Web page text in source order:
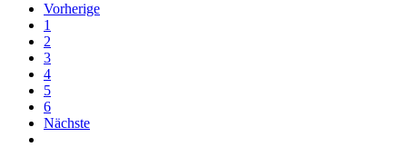
Vorherige
1
2
3
4
5
6
Nächste